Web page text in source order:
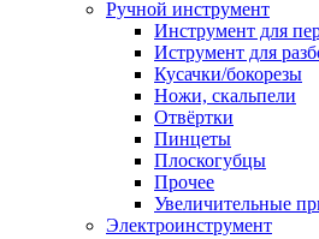
Ручной инструмент
Инструмент для
Иструмент для
Кусачки/бокорезы
Ножи, скальпели
Отвёртки
Пинцеты
Плоскогубцы
Прочее
Увеличительные
Электроинструмент